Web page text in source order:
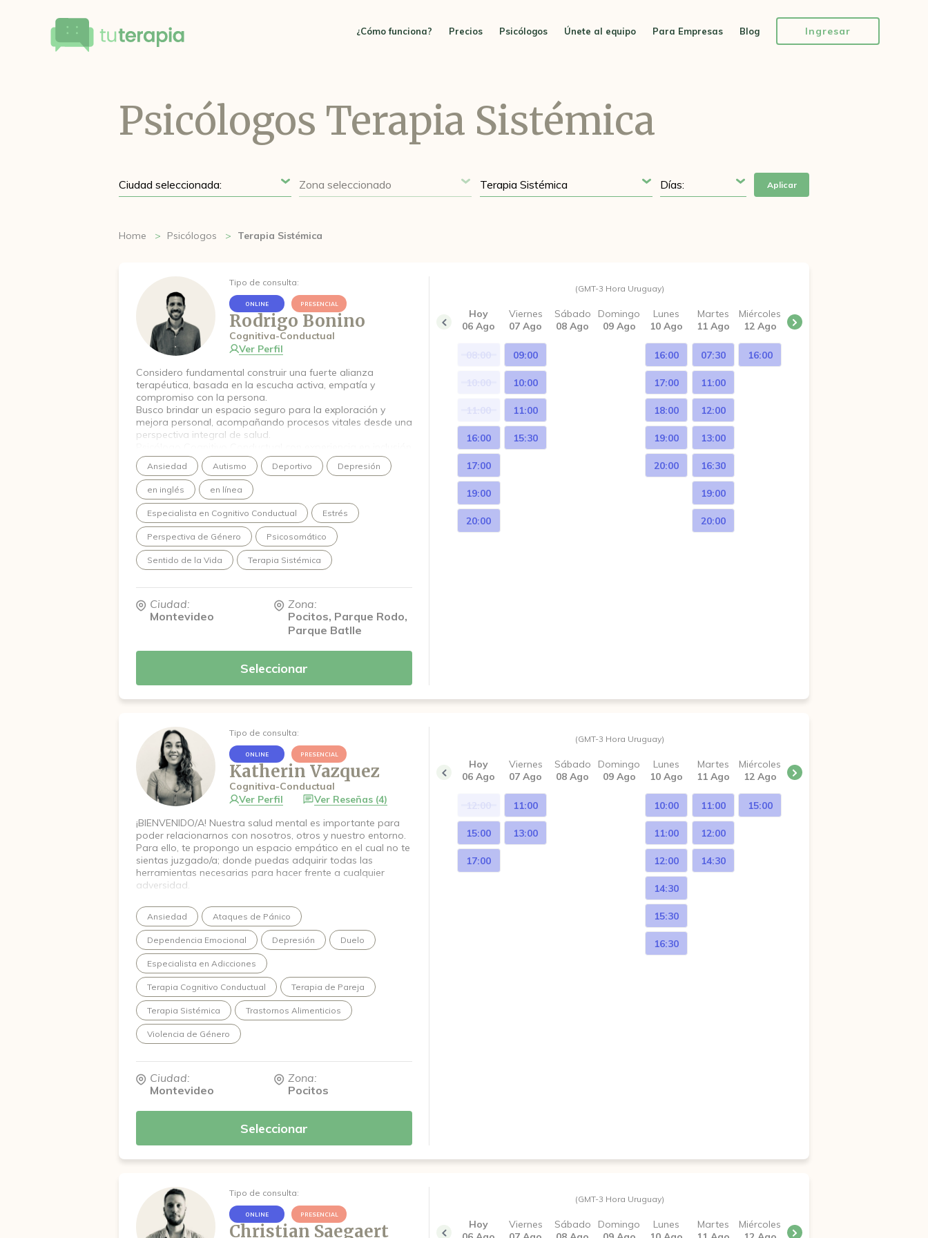
¿Cómo funciona? Precios Psicólogos Únete al equipo Para Empresas Blog Ingresar
Psicólogos Terapia Sistémica
Aplicar
Home Psicólogos Terapia Sistémica
Tipo de consulta:
ONLINE PRESENCIAL
Rodrigo Bonino
Cognitiva-Conductual
Ver Perfil
Considero fundamental construir una fuerte alianza
terapéutica, basada en la escucha activa, empatía y
compromiso con la persona.
Busco brindar un espacio seguro para la exploración y
mejora personal, acompañando procesos vitales desde una
perspectiva integral de salud.
y discapacidad a través de la clínica, deporte y talleres
recreativos.
Cursando una maestría en Psicología Clínica y Familiar-
Sistémica en la Universidad Católica del Uruguay.
Ansiedad Autismo Deportivo Depresión
en inglés en línea
Especialista en Cognitivo Conductual Estrés
Perspectiva de Género Psicosomático
Sentido de la Vida Terapia Sistémica
Ciudad:
Montevideo
Zona:
Pocitos, Parque Rodo,
Parque Batlle
Seleccionar
(GMT-3 Hora Uruguay)
Hoy
06 Ago
16:00
17:00
19:00
20:00
Viernes
07 Ago
09:00
10:00
11:00
15:30
Sábado
08 Ago
Domingo
09 Ago
Lunes
10 Ago
16:00
17:00
18:00
19:00
20:00
Martes
11 Ago
07:30
11:00
12:00
13:00
16:30
19:00
20:00
Miércoles
12 Ago
16:00
Tipo de consulta:
ONLINE PRESENCIAL
Katherin Vazquez
Cognitiva-Conductual
Ver Perfil
Ver Reseñas (4)
¡BIENVENIDO/A! Nuestra salud mental es importante para
poder relacionarnos con nosotros, otros y nuestro entorno.
Para ello, te propongo un espacio empático en el cual no te
sientas juzgado/a; donde puedas adquirir todas las
herramientas necesarias para hacer frente a cualquier
adversidad.
Ansiedad Ataques de Pánico
Dependencia Emocional Depresión Duelo
Especialista en Adicciones
Terapia Cognitivo Conductual Terapia de Pareja
Terapia Sistémica Trastornos Alimenticios
Violencia de Género
Ciudad:
Montevideo
Zona:
Pocitos
Seleccionar
(GMT-3 Hora Uruguay)
Hoy
06 Ago
15:00
17:00
Viernes
07 Ago
11:00
13:00
Sábado
08 Ago
Domingo
09 Ago
Lunes
10 Ago
10:00
11:00
12:00
14:30
15:30
16:30
Martes
11 Ago
11:00
12:00
14:30
Miércoles
12 Ago
15:00
Tipo de consulta:
ONLINE PRESENCIAL
Christian Saegaert
(GMT-3 Hora Uruguay)
Hoy
Viernes
Sábado
Domingo
Lunes
Martes
Miércoles